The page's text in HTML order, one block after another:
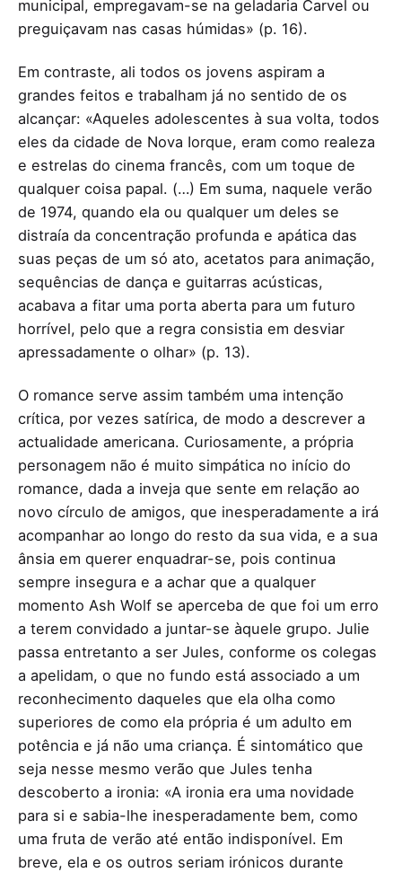
municipal, empregavam-se na geladaria Carvel ou
preguiçavam nas casas húmidas» (p. 16).
Em contraste, ali todos os jovens aspiram a
grandes feitos e trabalham já no sentido de os
alcançar: «Aqueles adolescentes à sua volta, todos
eles da cidade de Nova Iorque, eram como realeza
e estrelas do cinema francês, com um toque de
qualquer coisa papal. (…) Em suma, naquele verão
de 1974, quando ela ou qualquer um deles se
distraía da concentração profunda e apática das
suas peças de um só ato, acetatos para animação,
sequências de dança e guitarras acústicas,
acabava a fitar uma porta aberta para um futuro
horrível, pelo que a regra consistia em desviar
apressadamente o olhar» (p. 13).
O romance serve assim também uma intenção
crítica, por vezes satírica, de modo a descrever a
actualidade americana. Curiosamente, a própria
personagem não é muito simpática no início do
romance, dada a inveja que sente em relação ao
novo círculo de amigos, que inesperadamente a irá
acompanhar ao longo do resto da sua vida, e a sua
ânsia em querer enquadrar-se, pois continua
sempre insegura e a achar que a qualquer
momento Ash Wolf se aperceba de que foi um erro
a terem convidado a juntar-se àquele grupo. Julie
passa entretanto a ser Jules, conforme os colegas
a apelidam, o que no fundo está associado a um
reconhecimento daqueles que ela olha como
superiores de como ela própria é um adulto em
potência e já não uma criança. É sintomático que
seja nesse mesmo verão que Jules tenha
descoberto a ironia: «A ironia era uma novidade
para si e sabia-lhe inesperadamente bem, como
uma fruta de verão até então indisponível. Em
breve, ela e os outros seriam irónicos durante